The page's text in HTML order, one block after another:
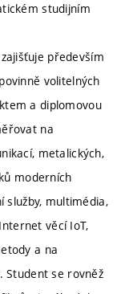
studijním
především
volitelných
a diplomovou
na
metalických,
moderních
služby, multimédia,
věcí IoT,
a na
Student se rovněž